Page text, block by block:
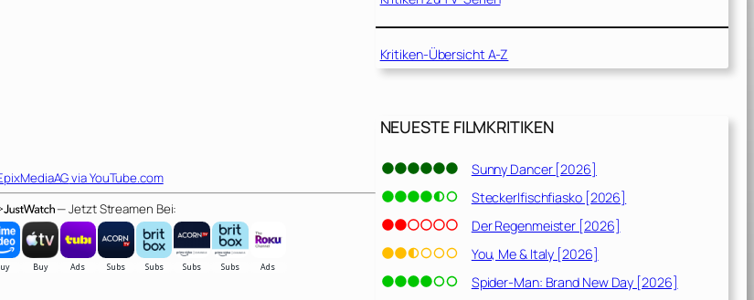
via YouTube.com
— Jetzt Streamen Bei:
Kritiken-Übersicht A-Z
NEUESTE FILMKRITIKEN
Sunny Dancer [2026]
Steckerlfischfiasko [2026]
Der Regenmeister [2026]
You, Me & Italy [2026]
Spider-Man: Brand New Day [2026]